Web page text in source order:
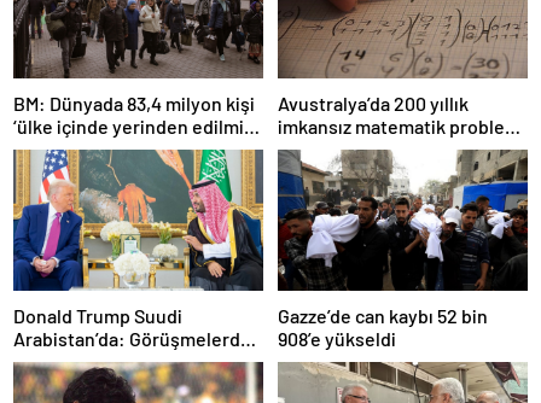
BM: Dünyada 83,4 milyon kişi
‘ülke içinde yerinden edilmiş’
olarak yaşıyor
Avustralya’da 200 yıllık
imkansız matematik problemi
çözüldü
Donald Trump Suudi
Arabistan’da: Görüşmelerde
uyukladı
Gazze’de can kaybı 52 bin
908’e yükseldi